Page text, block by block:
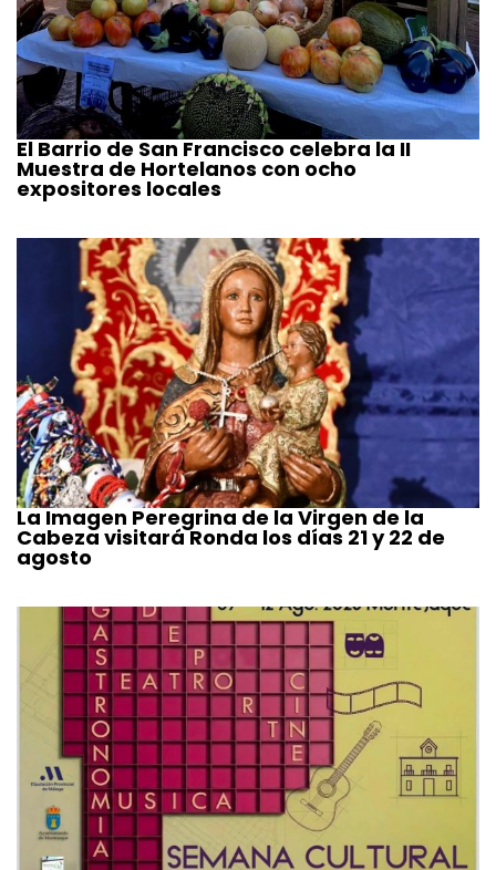
El Barrio de San Francisco celebra la II
Muestra de Hortelanos con ocho
expositores locales
La Imagen Peregrina de la Virgen de la
Cabeza visitará Ronda los días 21 y 22 de
agosto